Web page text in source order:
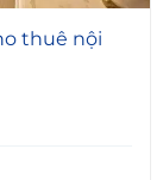
thuê nội